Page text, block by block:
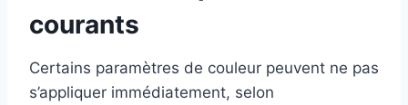
courants
Certains paramètres de couleur peuvent ne pas
s’appliquer immédiatement, selon